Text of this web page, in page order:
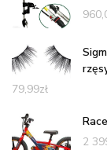
79,99zł
2